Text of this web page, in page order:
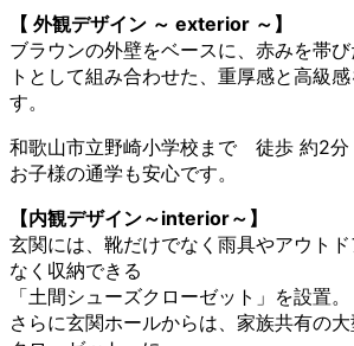
【 外観デザイン ～ exterior ～】
ブラウンの外壁をベースに、赤みを帯
トとして組み合わせた、重厚感と高級
す。
和歌山市立野崎小学校まで 徒歩 約2分
お子様の通学も安心です。
【内観デザイン～interior～】
玄関には、靴だけでなく雨具やアウト
なく収納できる
「土間シューズクローゼット」を設置。
さらに玄関ホールからは、家族共有の